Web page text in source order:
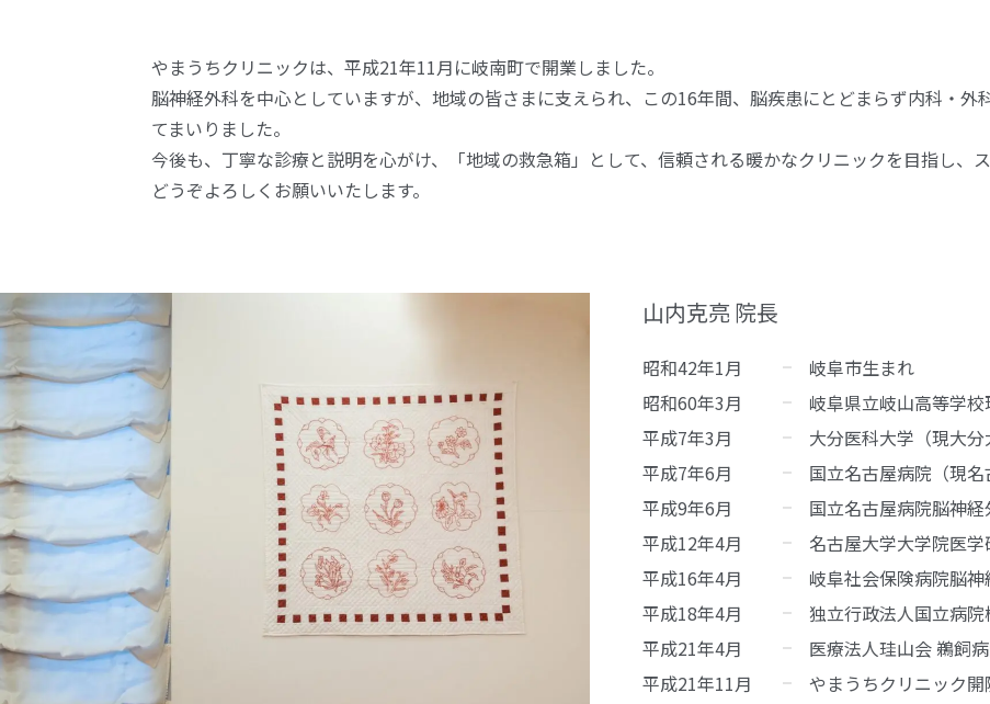
やまうちクリニックは、平成21年11月に岐南町で開業しました。
脳神経外科を中心としていますが、地域の皆さまに支えられ、この16年間、脳疾患にとどまらず内科・外
てまいりました。
今後も、丁寧な診療と説明を心がけ、「地域の救急箱」として、信頼される暖かなクリニックを目指し、
どうぞよろしくお願いいたします。
山内克亮 院長
昭和42年1月
岐阜市生まれ
昭和60年3月
岐阜県立岐山高等学
平成7年3月
大分医科大学（現大
平成7年6月
国立名古屋病院（現
平成9年6月
国立名古屋病院脳神
平成12年4月
名古屋大学大学院医
平成16年4月
岐阜社会保険病院脳
平成18年4月
独立行政法人国立病
平成21年4月
医療法人珪山会 鵜飼
平成21年11月
やまうちクリニック開